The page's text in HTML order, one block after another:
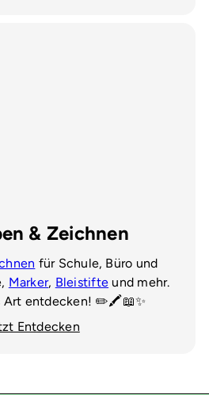
& Zeichnen
für Schule, Büro und
Marker, Bleistifte und mehr.
Art entdecken! ✏️🖍️📖✨
Entdecken